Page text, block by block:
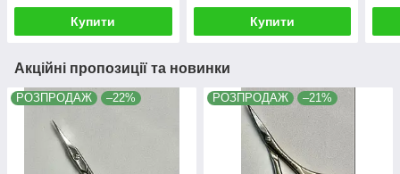
Купити Купити
Акційні пропозиції та новинки
РОЗПРОДАЖ –22% РОЗПРОДАЖ –21%